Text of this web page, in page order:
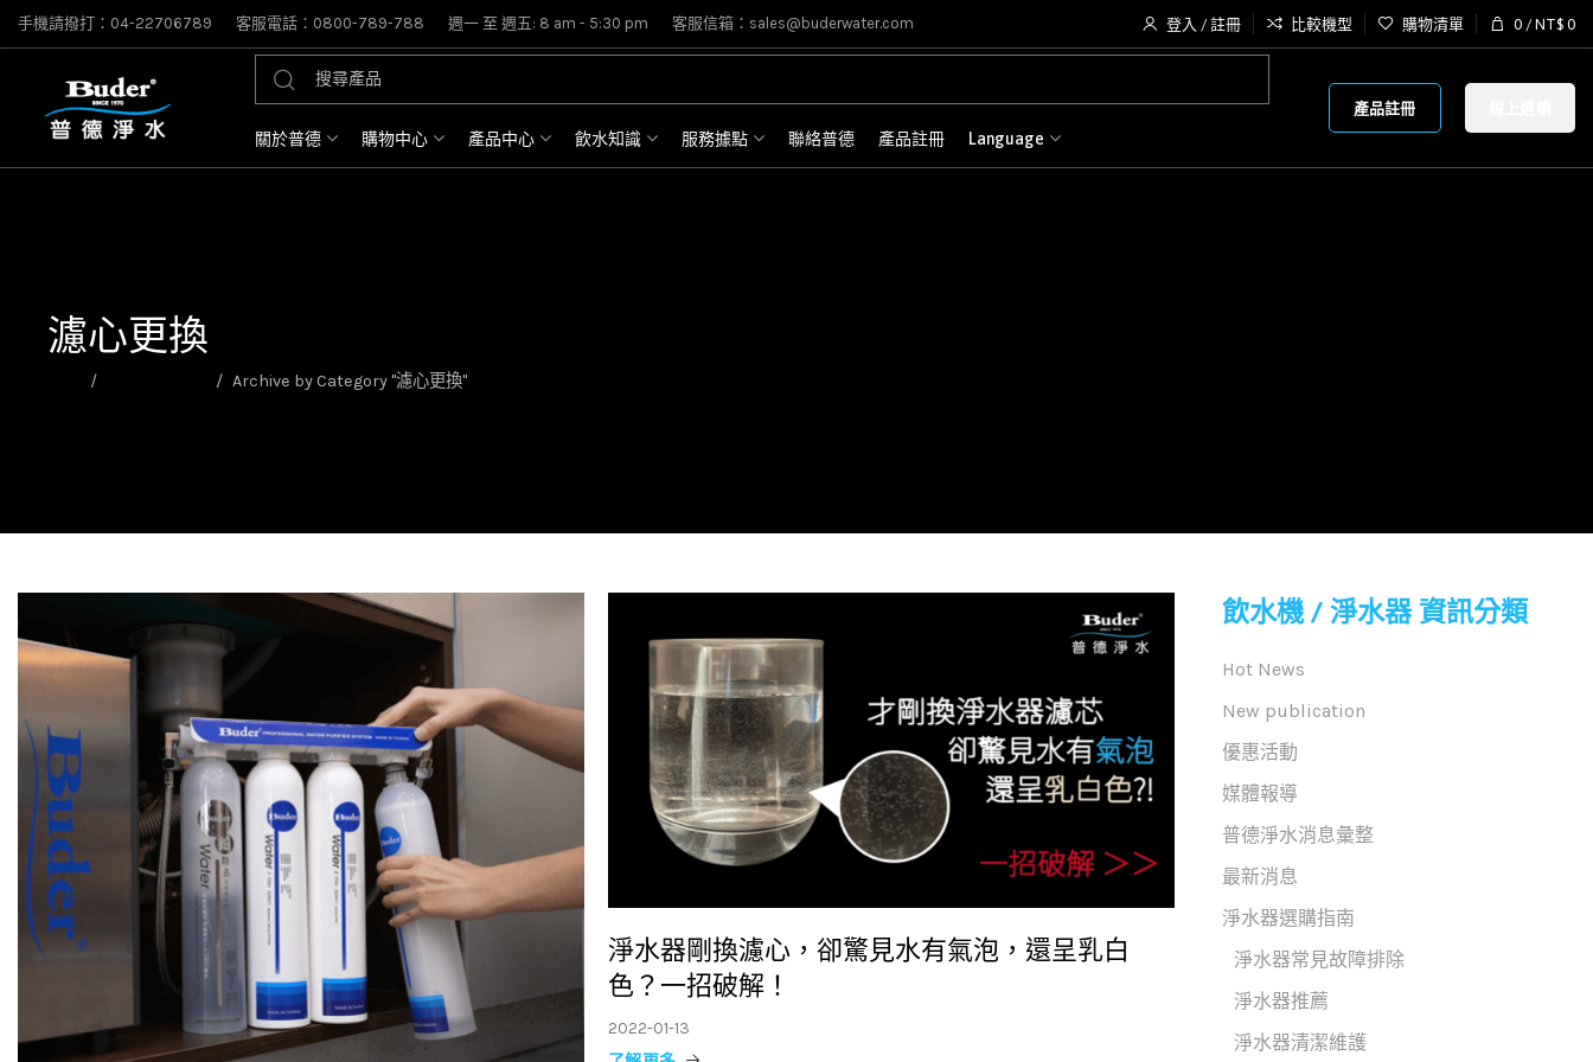
手機請撥打：04-22706789 客服電話：0800-789-788 週一 至 週五: 8 am - 5:30 pm 客服信箱：sales@buderwater.com 登入 / 註冊 比較機型 購物清單 0 / NT$ 0
關於普德 購物中心 產品中心 飲水知識 服務據點 聯絡普德 產品註冊 Language
產品註冊
濾心更換
Archive by Category "濾心更換"
淨水器剛換濾心，卻驚見水有氣泡，還呈乳白
色？一招破解！
2022-01-13
飲水機 / 淨水器 資訊分類
Hot News
New publication
優惠活動
媒體報導
普德淨水消息彙整
最新消息
淨水器選購指南
淨水器常見故障排除
淨水器推薦
淨水器清潔維護